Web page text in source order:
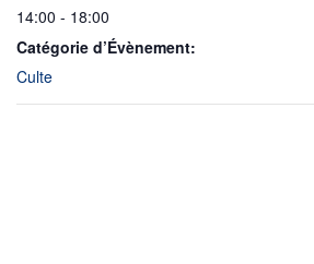
14:00 - 18:00
Catégorie d’Évènement:
Culte